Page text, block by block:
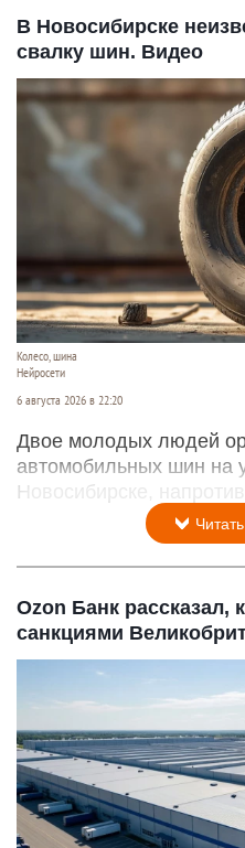
В Новосибирске
свалку шин. Видео
Колесо, шина
Нейросети
6 августа 2026 в 22:20
Двое молодых людей
автомобильных шин на
Новосибирске, напротив
Ozon Банк рассказал,
санкциями